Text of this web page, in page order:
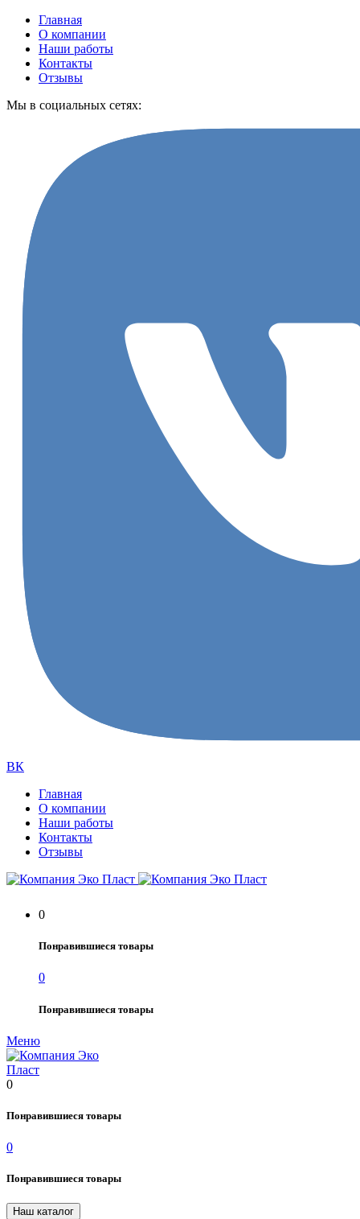
Главная
О компании
Наши работы
Контакты
Отзывы
Мы в социальных сетях:
ВК
Главная
О компании
Наши работы
Контакты
Отзывы
0
Понравившиеся товары
0
Понравившиеся товары
Меню
0
Понравившиеся товары
0
Понравившиеся товары
Наш каталог